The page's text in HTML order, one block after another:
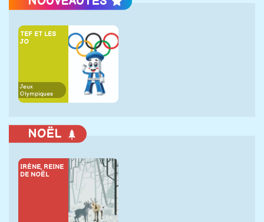
TEF ET LES
JO
Jeux
Olympiques
NOËL
IRÈNE, REINE
DE NOËL